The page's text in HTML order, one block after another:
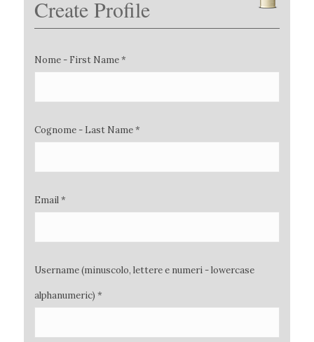
Create Profile
Nome - First Name *
Cognome - Last Name *
Email *
Username (minuscolo, lettere e numeri - lowercase
alphanumeric) *